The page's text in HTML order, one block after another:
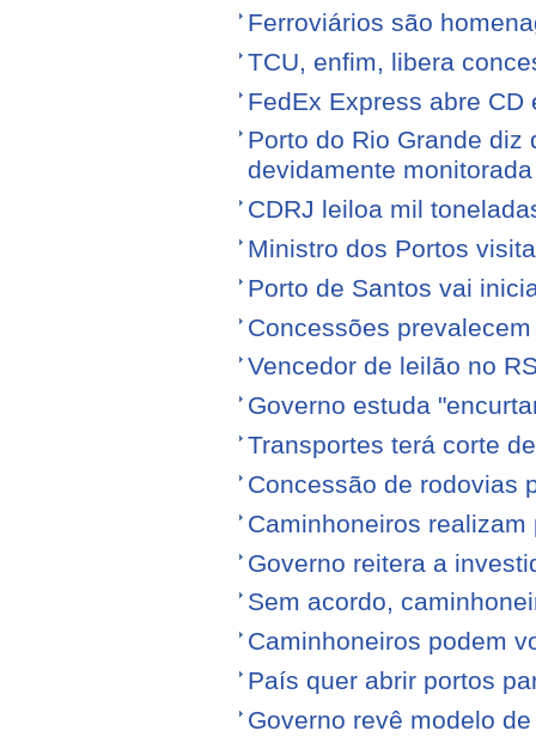
Ferroviários são
TCU, enfim, libera
FedEx Express abre CD
Porto do Rio Grande
devidamente monitorada
CDRJ leiloa mil
Ministro dos Portos
Porto de Santos vai
Concessões
Vencedor de leilão no
Governo estuda
Transportes terá corte
Concessão de rodovias
Caminhoneiros
Governo reitera a
Sem acordo,
Caminhoneiros podem
País quer abrir portos
Governo revê modelo